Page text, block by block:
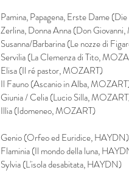
Pamina, Papagena, Erste Dame
Zerlina, Donna Anna (Don
Susanna/Barbarina (Le nozze di
Servilia (La Clemenza di Tito,
Elisa (Il ré pastor, MOZART)
Il Fauno (Ascanio in Alba,
Giunia / Celia (Lucio Silla,
Illia (Idomeneo, MOZART)
Genio (Orfeo ed Euridice, HAYDN)
Flaminia (Il mondo della luna,
Sylvia (L'isola desabitata, HAYDN)